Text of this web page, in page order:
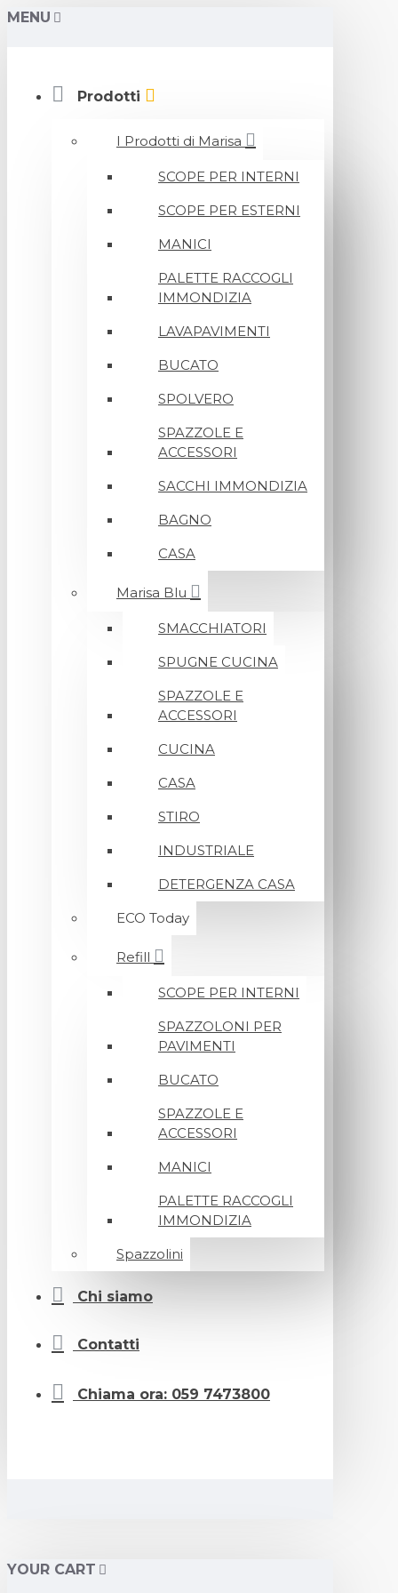
MENU
Prodotti
I Prodotti di Marisa
SCOPE PER INTERNI
SCOPE PER ESTERNI
MANICI
PALETTE RACCOGLI
IMMONDIZIA
LAVAPAVIMENTI
BUCATO
SPOLVERO
SPAZZOLE E
ACCESSORI
SACCHI IMMONDIZIA
BAGNO
CASA
Marisa Blu
SMACCHIATORI
SPUGNE CUCINA
SPAZZOLE E
ACCESSORI
CUCINA
CASA
STIRO
INDUSTRIALE
DETERGENZA CASA
ECO Today
Refill
SCOPE PER INTERNI
SPAZZOLONI PER
PAVIMENTI
BUCATO
SPAZZOLE E
ACCESSORI
MANICI
PALETTE RACCOGLI
IMMONDIZIA
Spazzolini
Chi siamo
Contatti
Chiama ora: 059 7473800
YOUR CART